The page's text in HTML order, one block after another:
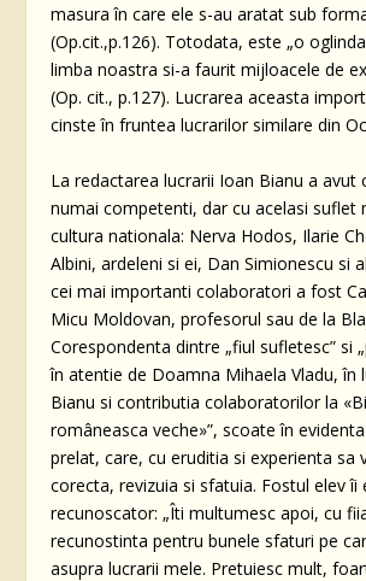
masura în care ele s-au aratat sub
(Op.cit.,p.126). Totodata, este „o
limba noastra si-a faurit mijloacele de
(Op. cit., p.127). Lucrarea aceasta
cinste în fruntea lucrarilor similare din
La redactarea lucrarii Ioan Bianu a avut
numai competenti, dar cu acelasi suflet
cultura nationala: Nerva Hodos, Ilarie
Albini, ardeleni si ei, Dan Simionescu si
cei mai importanti colaboratori a fost
Micu Moldovan, profesorul sau de la
Corespondenta dintre „fiul sufletesc” si
în atentie de Doamna Mihaela Vladu, în
Bianu si contributia colaboratorilor la
româneasca veche»”, scoate în
prelat, care, cu eruditia si experienta sa
corecta, revizuia si sfatuia. Fostul elev îi
recunoscator: „Îti multumesc apoi, cu
recunostinta pentru bunele sfaturi pe
asupra lucrarii mele. Pretuiesc mult,